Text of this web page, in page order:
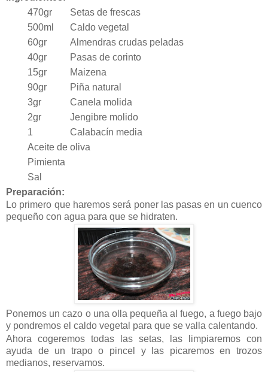
470gr
Setas de frescas
500ml
Caldo vegetal
60gr
Almendras crudas peladas
40gr
Pasas de corinto
15gr
Maizena
90gr
Piña natural
3gr
Canela molida
2gr
Jengibre molido
1
Calabacín media
Aceite de oliva
Pimienta
Sal
Preparación:
Lo primero que haremos será poner las pasas en un cuenco
pequeño con agua para que se hidraten.
Ponemos un cazo o una olla pequeña al fuego, a fuego bajo
y pondremos el caldo vegetal para que se valla calentando.
Ahora cogeremos todas las setas, las limpiaremos con
ayuda de un trapo o pincel y las picaremos en trozos
medianos, reservamos.